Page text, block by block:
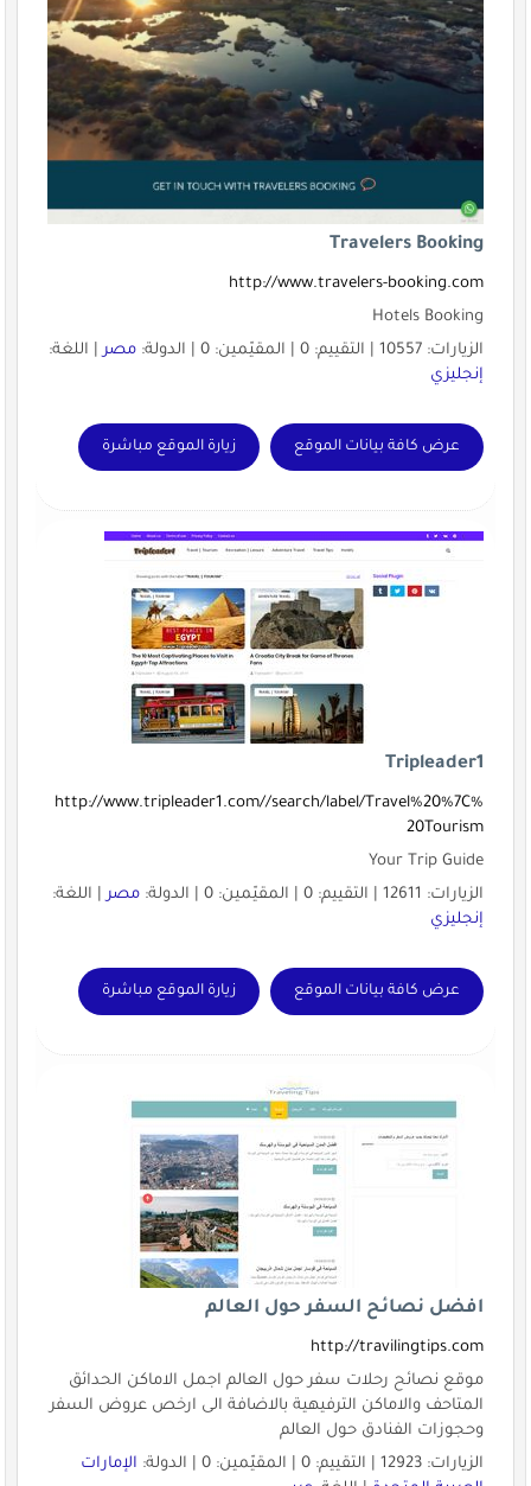
Travelers Booking
http://www.travelers-booking.com
Hotels Booking
الزيارات: 10557 | التقييم: 0 | المقيّمين: 0 | الدولة:
مصر| اللغة:
إنجليزي
عرض كافة بيانات الموقع زيارة الموقع مباشرة
Tripleader1
http://www.tripleader1.com//search/label/Travel%20%7C%
20Tourism
Your Trip Guide
الزيارات: 12611 | التقييم: 0 | المقيّمين: 0 | الدولة:
مصر| اللغة:
إنجليزي
عرض كافة بيانات الموقع زيارة الموقع مباشرة
افضل نصائح السفر حول العالم
http://travilingtips.com
موقع نصائح رحلات سفر حول العالم اجمل الاماكن الحدائق
المتاحف والاماكن الترفيهية بالاضافة الى ارخص عروض السفر
وحجوزات الفنادق حول العالم
الزيارات: 12923 | التقييم: 0 | المقيّمين: 0 | الدولة:
الإمارات